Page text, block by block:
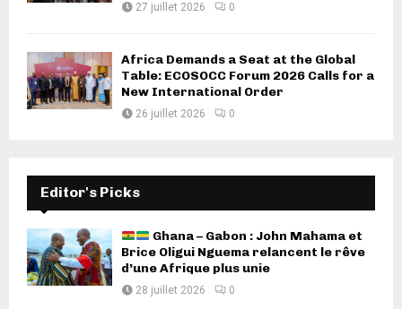
27 juillet 2026 0
Africa Demands a Seat at the Global
Table: ECOSOCC Forum 2026 Calls for a
New International Order
26 juillet 2026 0
Editor's Picks
Ghana – Gabon : John Mahama et
Brice Oligui Nguema relancent le rêve
d’une Afrique plus unie
28 juillet 2026 0